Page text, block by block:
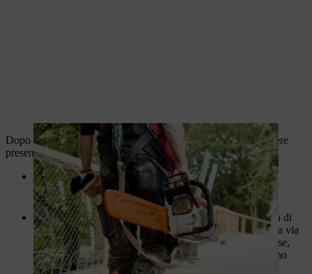
Dopo aver rifornito di carburante la tua motosega STIHL, tenere
presente le informazioni seguenti:
Tenersi sempre a una distanza di 3 metri dal luogo di
rifornimento.
Esaminare l'ambiente di lavoro per verificare la presenza di
eventuali ostacoli e la loro natura. Mantenere sempre una via
di fuga libera in caso di emergenza. Le superfici scivolose,
irregolari o ghiacciate possono essere pericolose e devono
essere evitate.